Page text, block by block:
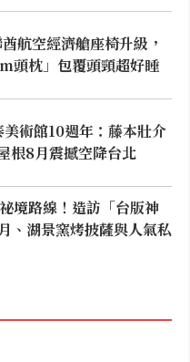
航空經濟艙座椅升級，
頭枕」包覆頭頸超好睡
術館10週年：藤本壯介
根8月震撼空降台北
境路線！造訪「台版神
、湖景窯烤披薩與人氣私